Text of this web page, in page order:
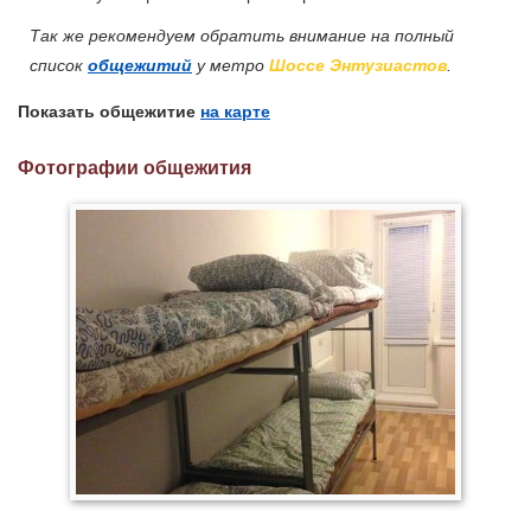
Так же рекомендуем обратить внимание на полный
список общежитий у метро Шоссе Энтузиастов.
Показать общежитие на карте
Фотографии общежития